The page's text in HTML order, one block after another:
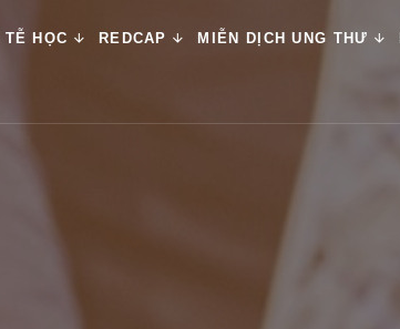
TỄ HỌC REDCAP MIỄN DỊCH UNG THƯ